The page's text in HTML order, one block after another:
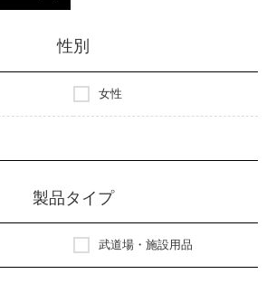
性別
女性
製品タイプ
武道場・施設用品